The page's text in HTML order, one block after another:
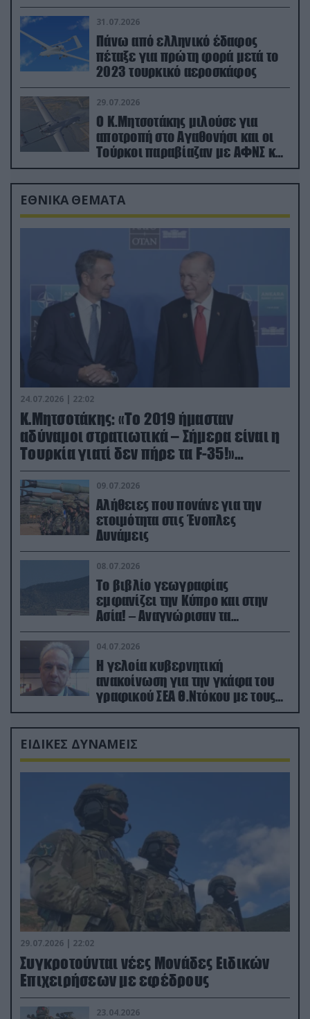
31.07.2026
Πάνω από ελληνικό έδαφος
πέταξε για πρώτη φορά μετά το
2023 τουρκικό αεροσκάφος
29.07.2026
Ο Κ.Μητσοτάκης μιλούσε για
αποτροπή στο Αγαθονήσι και οι
Τούρκοι παραβίαζαν με ΑΦΝΣ και
drone
ΕΘΝΙΚΑ ΘΕΜΑΤΑ
24.07.2026 | 22:02
Κ.Μητσοτάκης: «Το 2019 ήμασταν
αδύναμοι στρατιωτικά – Σήμερα είναι η
Τουρκία γιατί δεν πήρε τα F-35!»
(βίντεο)
09.07.2026
Αλήθειες που πονάνε για την
ετοιμότητα στις Ένοπλες
Δυνάμεις
08.07.2026
Το βιβλίο γεωγραφίας
εμφανίζει την Κύπρο και στην
Ασία! – Αναγνώρισαν τα
κατεχόμενα; (φωτο)
04.07.2026
Η γελοία κυβερνητική
ανακοίνωση για την γκάφα του
γραφικού ΣΕΑ Θ.Ντόκου με τους
Ρώσους φαρσέρ
ΕΙΔΙΚΕΣ ΔΥΝΑΜΕΙΣ
29.07.2026 | 22:02
Συγκροτούνται νέες Μονάδες Ειδικών
Επιχειρήσεων με εφέδρους
23.04.2026